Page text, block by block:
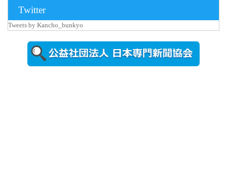
2026年8月5日
更新
農工大で大
Twitter
Tweets by Kancho_bunkyo